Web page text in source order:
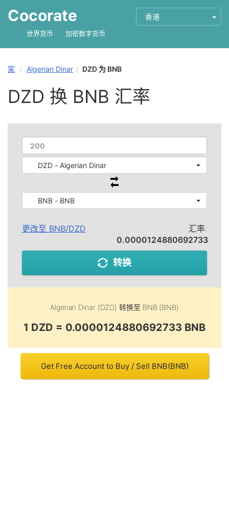
Cocorate 香港
世界货币 加密数字货币
家 Algerian Dinar DZD 为 BNB
DZD 换 BNB 汇率
DZD - Algerian Dinar
BNB - BNB
更改至 BNB/DZD
汇率:
0.0000124880692733
转换
Algerian Dinar (DZD) 转换至 BNB (BNB)
1 DZD = 0.0000124880692733 BNB
Get Free Account to Buy / Sell BNB(BNB)